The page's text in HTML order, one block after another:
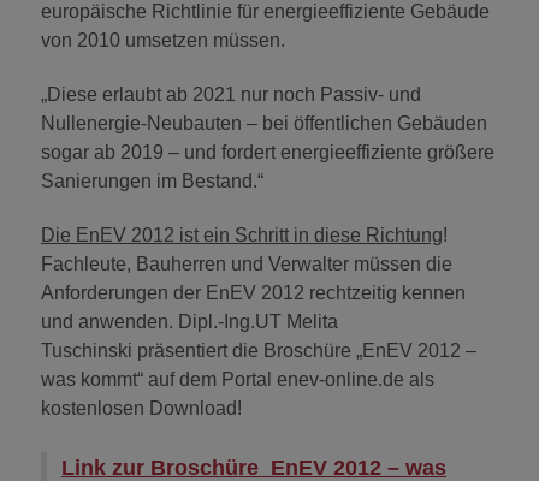
europäische Richtlinie für energieeffiziente Gebäude
von 2010 umsetzen müssen.
„Diese erlaubt ab 2021 nur noch Passiv- und
Nullenergie-Neubauten – bei öffentlichen Gebäuden
sogar ab 2019 – und fordert energieeffiziente größere
Sanierungen im Bestand.“
Die EnEV 2012 ist ein Schritt in diese Richtung!
Fachleute, Bauherren und Verwalter müssen die
Anforderungen der EnEV 2012 rechtzeitig kennen
und anwenden. Dipl.-Ing.UT Melita
Tuschinski präsentiert die Broschüre „EnEV 2012 –
was kommt“ auf dem Portal enev-online.de als
kostenlosen Download!
Link zur Broschüre EnEV 2012 – was